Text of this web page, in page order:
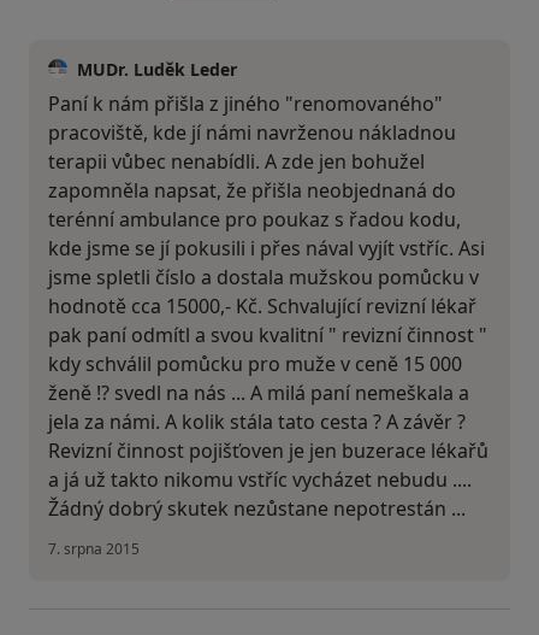
MUDr. Luděk Leder
Paní k nám přišla z jiného "renomovaného"
pracoviště, kde jí námi navrženou nákladnou
terapii vůbec nenabídli. A zde jen bohužel
zapomněla napsat, že přišla neobjednaná do
terénní ambulance pro poukaz s řadou kodu,
kde jsme se jí pokusili i přes nával vyjít vstříc. Asi
jsme spletli číslo a dostala mužskou pomůcku v
hodnotě cca 15000,- Kč. Schvalující revizní lékař
pak paní odmítl a svou kvalitní " revizní činnost "
kdy schválil pomůcku pro muže v ceně 15 000
ženě !? svedl na nás ... A milá paní nemeškala a
jela za námi. A kolik stála tato cesta ? A závěr ?
Revizní činnost pojišťoven je jen buzerace lékařů
a já už takto nikomu vstříc vycházet nebudu ....
Žádný dobrý skutek nezůstane nepotrestán ...
7. srpna 2015